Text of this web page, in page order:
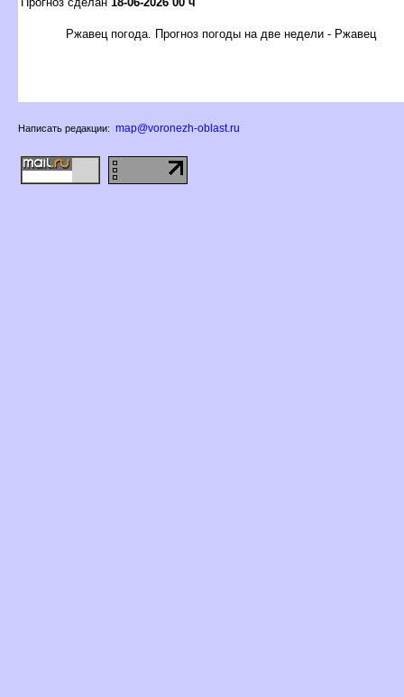
Ржавец погода. Прогноз погоды на две недели - Ржавец
Написать редакции: map@voronezh-oblast.ru